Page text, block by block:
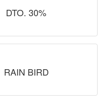
DTO. 30%
RAIN BIRD